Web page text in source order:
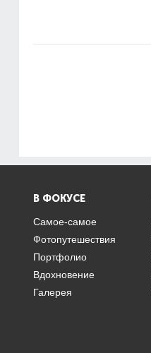
В ФОКУСЕ
Самое-самое
Фотопутешествия
Портфолио
Вдохновение
Галерея